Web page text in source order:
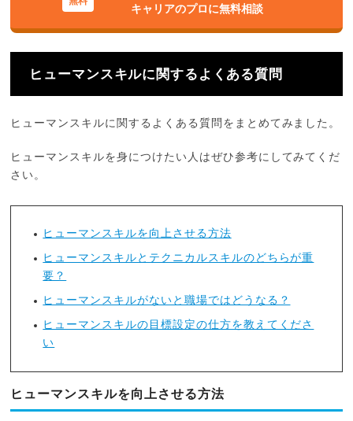
キャリアのプロに無料相談
ヒューマンスキルに関するよくある質問
ヒューマンスキルに関するよくある質問をまとめてみました。
ヒューマンスキルを身につけたい人はぜひ参考にしてみてくだ
さい。
ヒューマンスキルを向上させる方法
ヒューマンスキルとテクニカルスキルのどちらが重
要？
ヒューマンスキルがないと職場ではどうなる？
ヒューマンスキルの目標設定の仕方を教えてくださ
い
ヒューマンスキルを向上させる方法